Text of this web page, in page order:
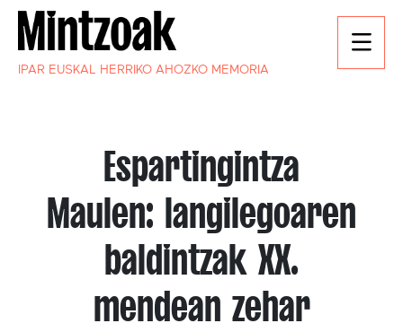
IPAR EUSKAL HERRIKO AHOZKO MEMORIA
Espartingintza
Maulen: langilegoaren
baldintzak XX.
mendean zehar